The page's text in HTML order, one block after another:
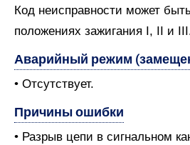
Код неисправности может
положениях зажигания I, II и
Аварийный режим
• Отсутствует.
Причины ошибки
• Разрыв цепи в сигнальном